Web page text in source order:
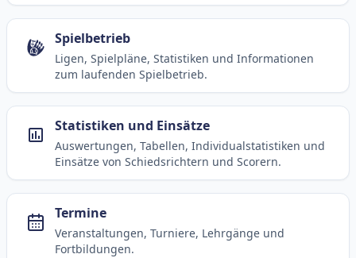
Spielbetrieb
Ligen, Spielpläne, Statistiken und Informationen
zum laufenden Spielbetrieb.
Statistiken und Einsätze
Auswertungen, Tabellen, Individualstatistiken und
Einsätze von Schiedsrichtern und Scorern.
Termine
Veranstaltungen, Turniere, Lehrgänge und
Fortbildungen.